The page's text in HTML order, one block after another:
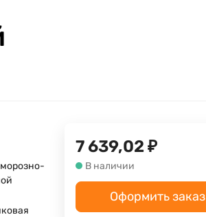
7 639,02₽
В наличии
Оформить заказ